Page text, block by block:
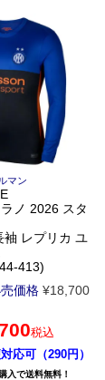
マン
ノ 2026 スタ
袖 レプリカ ユ
413)
価格 ¥18,700
税込
応可（290円）
入で送料無料！